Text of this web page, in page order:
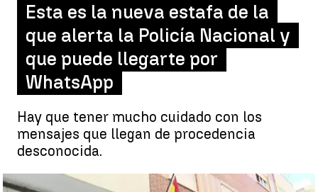
Esta es la nueva estafa de la
que alerta la Policía Nacional y
que puede llegarte por
WhatsApp
Hay que tener mucho cuidado con los
mensajes que llegan de procedencia
desconocida.